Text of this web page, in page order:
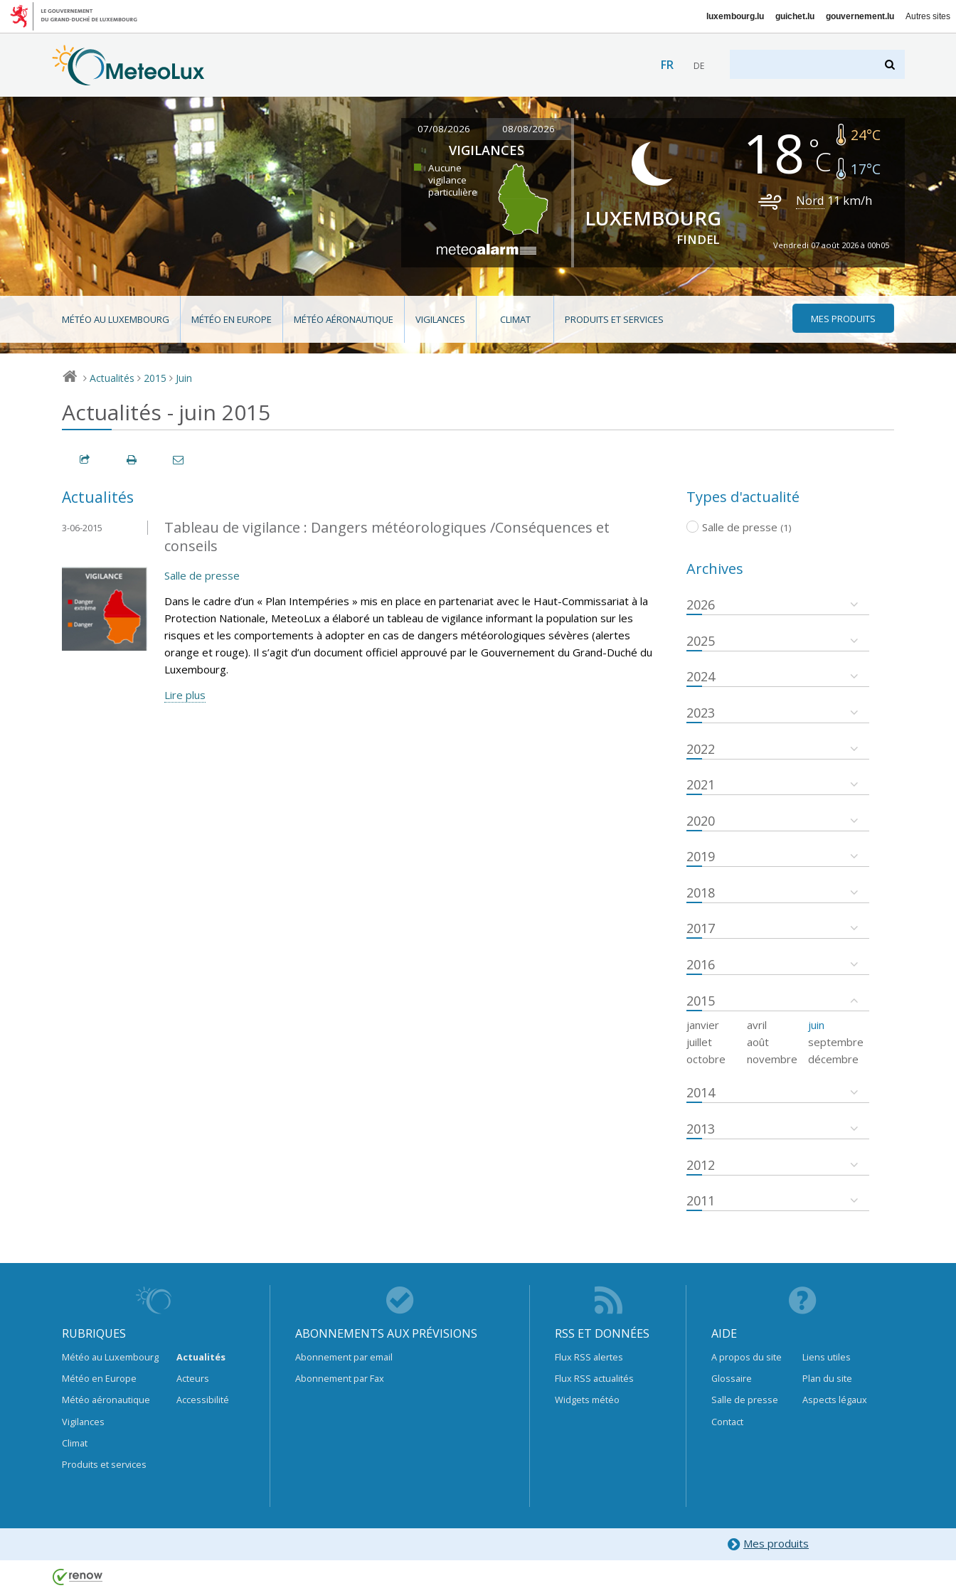
luxembourg.lu guichet.lu gouvernement.lu Autres sites
FR DE
07/08/2026 08/08/2026
VIGILANCES
Aucune
vigilance
particulière
LUXEMBOURG
FINDEL
18 24°C
17°C
Nord 11km/h
Vendredi 07 août 2026 à 00h05
MÉTÉO AU LUXEMBOURG MÉTÉO EN EUROPE MÉTÉO AÉRONAUTIQUE VIGILANCES CLIMAT PRODUITS ET SERVICES MES PRODUITS
> Actualités > 2015 > Juin
Actualités - juin 2015
Actualités
Tableau de vigilance : Dangers météorologiques /Conséquences et
conseils
3-06-2015
Salle de presse
Dans le cadre d’un « Plan Intempéries » mis en place en partenariat avec le Haut-Commissariat à la
Protection Nationale, MeteoLux a élaboré un tableau de vigilance informant la population sur les
risques et les comportements à adopter en cas de dangers météorologiques sévères (alertes
orange et rouge). Il s’agit d’un document officiel approuvé par le Gouvernement du Grand-Duché du
Luxembourg.
Lire plus
Types d'actualité
Salle de presse (1)
Archives
2026
2025
2024
2023
2022
2021
2020
2019
2018
2017
2016
2015
janvier avril
juin
juillet
août
septembre
octobre
novembre décembre
2014
2013
2012
2011
RUBRIQUES
Météo au Luxembourg
Météo en Europe
Météo aéronautique
Vigilances
Climat
Produits et services
Actualités
Acteurs
Accessibilité
ABONNEMENTS AUX PRÉVISIONS
Abonnement par email
Abonnement par Fax
RSS ET DONNÉES
Flux RSS alertes
Flux RSS actualités
Widgets météo
AIDE
A propos du site
Glossaire
Salle de presse
Contact
Liens utiles
Plan du site
Aspects légaux
Mes produits